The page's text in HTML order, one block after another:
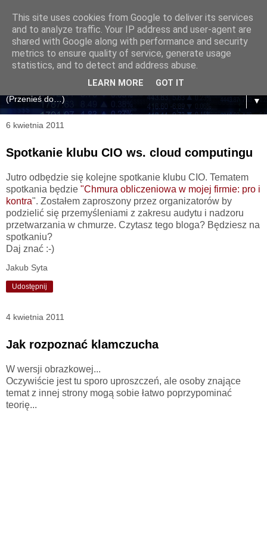
▼
6 kwietnia 2011
Spotkanie klubu CIO ws. cloud computingu
Jutro odbędzie się kolejne spotkanie klubu CIO. Tematem
spotkania będzie "Chmura obliczeniowa w mojej firmie: pro i
kontra". Zostałem zaproszony przez organizatorów by
podzielić się przemyśleniami z zakresu audytu i nadzoru
przetwarzania w chmurze. Czytasz tego bloga? Będziesz na
spotkaniu?
Daj znać :-)
Jakub Syta
Udostępnij
4 kwietnia 2011
Jak rozpoznać klamczucha
W wersji obrazkowej...
Oczywiście jest tu sporo uproszczeń, ale osoby znające
temat z innej strony mogą sobie łatwo poprzypominać
teorię...
This site uses cookies from Google to deliver its services
and to analyze traffic. Your IP address and user-agent are
shared with Google along with performance and security
metrics to ensure quality of service, generate usage
statistics, and to detect and address abuse.
LEARN MORE GOT IT